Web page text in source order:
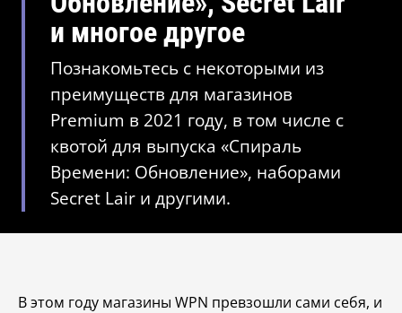
и многое другое
Познакомьтесь с некоторыми из
преимуществ для магазинов
Premium в 2021 году, в том числе с
квотой для выпуска «Спираль
Времени: Обновление», наборами
Secret Lair и другими.
В этом году магазины WPN превзошли сами себя, и